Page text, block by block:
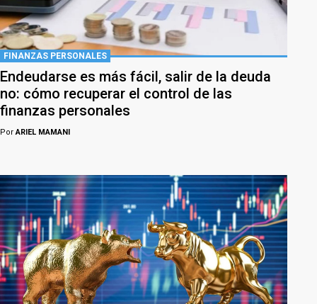
FINANZAS PERSONALES
Endeudarse es más fácil, salir de la deuda
no: cómo recuperar el control de las
finanzas personales
PorARIEL MAMANI